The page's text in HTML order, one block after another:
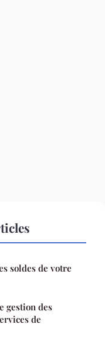
soldes de votre
gestion des
de